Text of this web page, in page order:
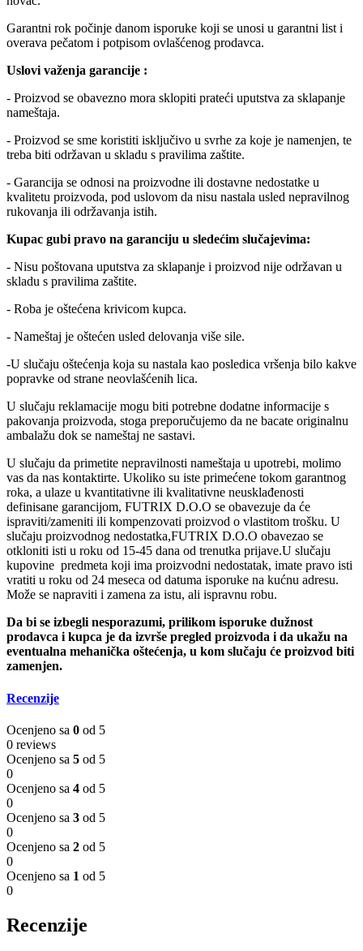
Garantni rok počinje danom isporuke koji se unosi u garantni list i
overava pečatom i potpisom ovlašćenog prodavca.
Uslovi važenja garancije :
- Proizvod se obavezno mora sklopiti prateći uputstva za sklapanje
nameštaja.
- Proizvod se sme koristiti isključivo u svrhe za koje je namenjen, te
treba biti održavan u skladu s pravilima zaštite.
- Garancija se odnosi na proizvodne ili dostavne nedostatke u
kvalitetu proizvoda, pod uslovom da nisu nastala usled nepravilnog
rukovanja ili održavanja istih.
Kupac gubi pravo na garanciju u sledećim slučajevima:
- Nisu poštovana uputstva za sklapanje i proizvod nije održavan u
skladu s pravilima zaštite.
- Roba je oštećena krivicom kupca.
- Nameštaj je oštećen usled delovanja više sile.
-U slučaju oštećenja koja su nastala kao posledica vršenja bilo kakve
popravke od strane neovlašćenih lica.
U slučaju reklamacije mogu biti potrebne dodatne informacije s
pakovanja proizvoda, stoga preporučujemo da ne bacate originalnu
ambalažu dok se nameštaj ne sastavi.
U slučaju da primetite nepravilnosti nameštaja u upotrebi, molimo
vas da nas kontaktirte. Ukoliko su iste primećene tokom garantnog
roka, a ulaze u kvantitativne ili kvalitativne neusklađenosti
definisane garancijom, FUTRIX D.O.O se obavezuje da će
ispraviti/zameniti ili kompenzovati proizvod o vlastitom trošku. U
slučaju proizvodnog nedostatka,FUTRIX D.O.O obavezao se
otkloniti isti u roku od 15-45 dana od trenutka prijave.U slučaju
kupovine predmeta koji ima proizvodni nedostatak, imate pravo isti
vratiti u roku od 24 meseca od datuma isporuke na kućnu adresu.
Može se napraviti i zamena za istu, ali ispravnu robu.
Da bi se izbegli nesporazumi, prilikom isporuke dužnost
prodavca i kupca je da izvrše pregled proizvoda i da ukažu na
eventualna mehanička oštećenja, u kom slučaju će proizvod biti
zamenjen.
Recenzije
Ocenjeno sa 0 od 5
0 reviews
Ocenjeno sa 5 od 5
0
Ocenjeno sa 4 od 5
0
Ocenjeno sa 3 od 5
0
Ocenjeno sa 2 od 5
0
Ocenjeno sa 1 od 5
0
Recenzije